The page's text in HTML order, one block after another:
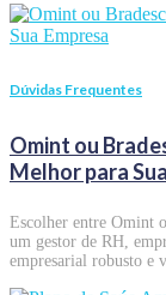
Dúvidas Frequentes
Omint ou
Melhor para
Escolher entre Omint
um gestor de RH,
empresarial robusto e